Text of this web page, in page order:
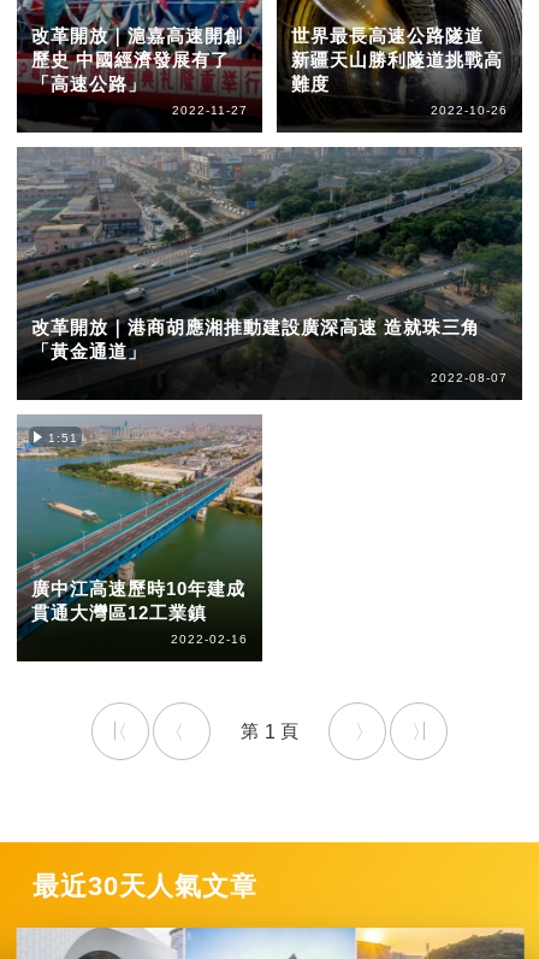
改革開放｜滬嘉高速開創
歷史 中國經濟發展有了
「高速公路」
2022-11-27
世界最長高速公路隧道
新疆天山勝利隧道挑戰高
難度
2022-10-26
改革開放｜港商胡應湘推動建設廣深高速 造就珠三角
「黃金通道」
2022-08-07
1:51
廣中江高速歷時10年建成
貫通大灣區12工業鎮
2022-02-16
1
最近30天人氣文章